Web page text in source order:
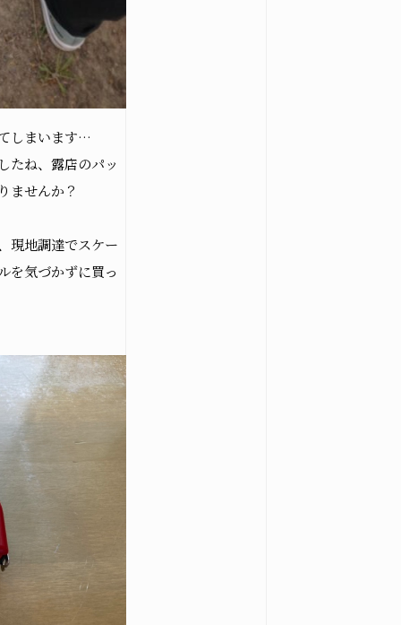
しまいます…
たね、露店のパッ
ませんか？
現地調達でスケー
を気づかずに買っ